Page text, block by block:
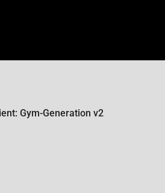
Gym-Generation v2